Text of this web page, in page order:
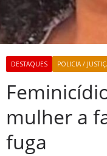
DESTAQUES POLICIA /
mulher a
fuga